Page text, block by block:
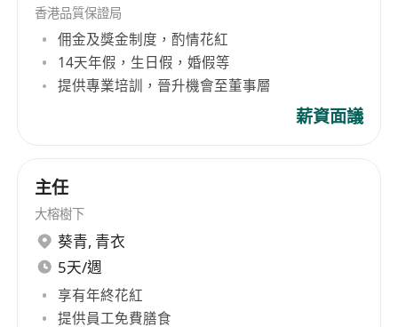
香港品質保證局
佣金及獎金制度，酌情花紅
14天年假，生日假，婚假等
提供專業培訓，晉升機會至董事層
薪資面議
主任
大榕樹下
葵青, 青衣
5天/週
享有年終花紅
提供員工免費膳食